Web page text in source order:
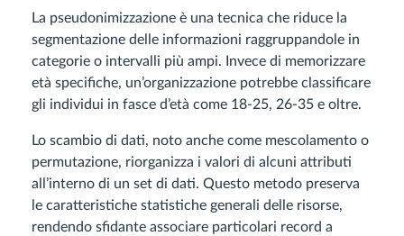
La pseudonimizzazione è una tecnica che riduce la
segmentazione delle informazioni raggruppandole in
categorie o intervalli più ampi. Invece di memorizzare
età specifiche, un’organizzazione potrebbe classificare
gli individui in fasce d’età come 18-25, 26-35 e oltre.
Lo scambio di dati, noto anche come mescolamento o
permutazione, riorganizza i valori di alcuni attributi
all’interno di un set di dati. Questo metodo preserva
le caratteristiche statistiche generali delle risorse,
rendendo sfidante associare particolari record a